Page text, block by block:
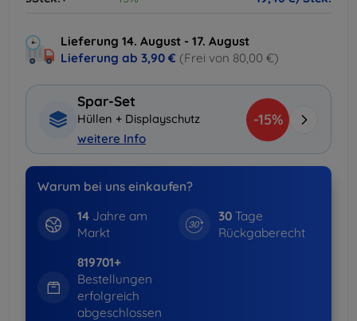
Lieferung 14. August - 17. August
Lieferung ab 3,90 € (Frei von 80,00 €)
Spar-Set
Hüllen + Displayschutz
weitere Info
-15%
Warum bei uns einkaufen?
14Jahre am
Markt
30 Tage
Rückgaberecht
819701+
Bestellungen
erfolgreich
abgeschlossen